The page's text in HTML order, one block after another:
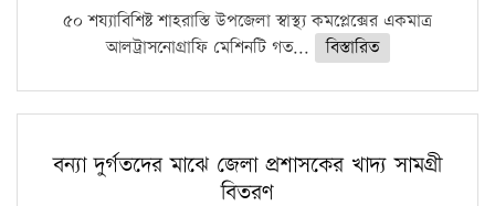
৫০ শয্যাবিশিষ্ট শাহরাস্তি উপজেলা স্বাস্থ্য কমপ্লেক্সের একমাত্র
আলট্রাসনোগ্রাফি মেশিনটি গত...
বিস্তারিত
বন্যা দুর্গতদের মাঝে জেলা প্রশাসকের খাদ্য সামগ্রী
বিতরণ